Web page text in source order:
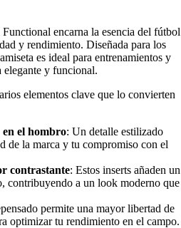
encarna la esencia del fútbol
y rendimiento. Diseñada para los
es ideal para entrenamientos y
elegante y funcional.
elementos clave que lo convierten
el hombro: Un detalle estilizado
de la marca y tu compromiso con el
contrastante: Estos inserts añaden un
contribuyendo a un look moderno que
permite una mayor libertad de
optimizar tu rendimiento en el campo.